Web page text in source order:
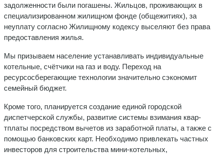
задолженности были погашены. Жильцов, проживающих в
специализированном жилищном фонде (общежитиях), за
неуплату согласно Жилищному кодексу выселяют без права
предоставления жилья.
Мы призываем население устанавливать индивиду­альные
котельные, счётчики на газ и воду. Переход на
ресурсосберегающие технологии значительно сэкономит
семейный бюджет.
Кроме того, планируется создание единой городской
диспетчерской службы, развитие системы взимания квар­
тплаты посредством вычетов из заработной платы, а так­же с
помощью банковских карт. Необходимо привлекать частных
инвесторов для строительства мини-котельных,